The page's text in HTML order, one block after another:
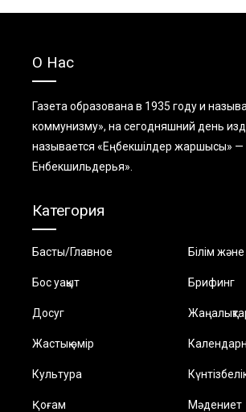
О Нас
Газета образована в 1935 году и
коммунизму», на сегодняшний день
называется «Еңбекшiлдер жаршысы» —
Енбекшильдерья».
Категория
Басты/Главное Білім
Бос уақыт Брифинг
Досуг
Жастық өмір
Культура
Қоғам Мәдениет